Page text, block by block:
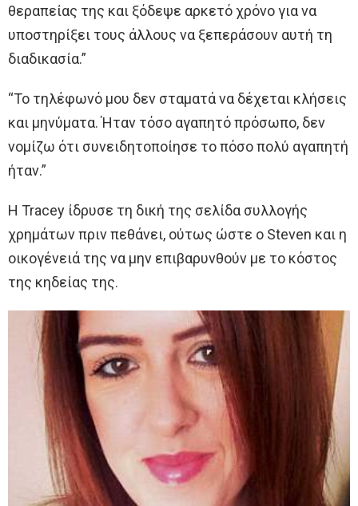
θεραπείας της και ξόδεψε αρκετό χρόνο για να
υποστηρίξει τους άλλους να ξεπεράσουν αυτή τη
διαδικασία.”
“Το τηλέφωνό μου δεν σταματά να δέχεται κλήσεις
και μηνύματα. Ήταν τόσο αγαπητό πρόσωπο, δεν
νομίζω ότι συνειδητοποίησε το πόσο πολύ αγαπητή
ήταν.”
Η Tracey ίδρυσε τη δική της σελίδα συλλογής
χρημάτων πριν πεθάνει, ούτως ώστε ο Steven και η
οικογένειά της να μην επιβαρυνθούν με το κόστος
της κηδείας της.